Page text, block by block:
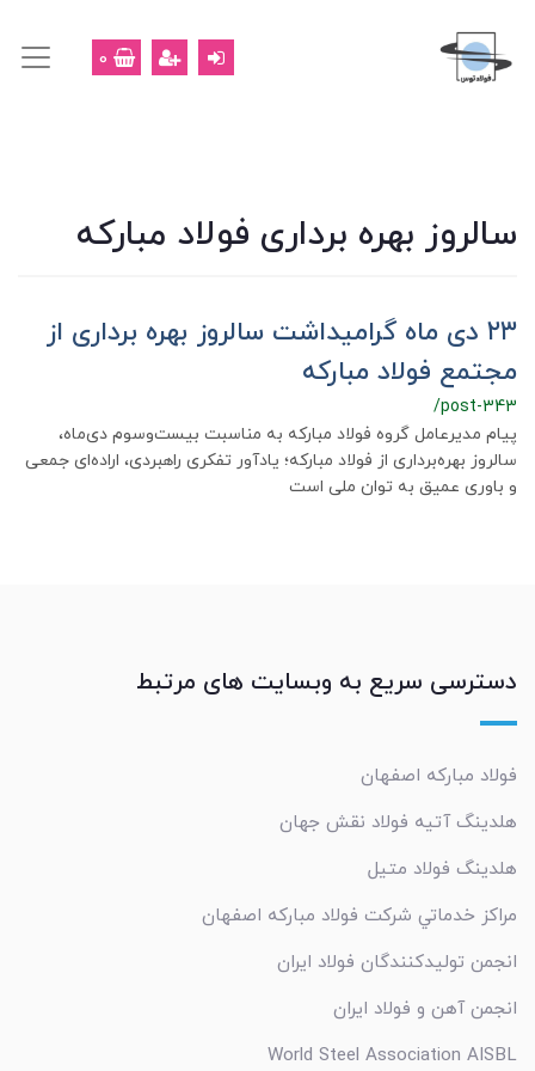
0
سالروز بهره برداری فولاد مبارکه
۲۳ دی ماه گرامیداشت سالروز بهره برداری از
مجتمع فولاد مبارکه
/post-343
پیام مدیرعامل گروه فولاد مبارکه به مناسبت بیست‌وسوم دی‌ماه،
سالروز بهره‌برداری از فولاد مبارکه؛ یادآور تفکری راهبردی، اراده‌ای جمعی
و باوری عمیق به توان ملی است
دسترسی سریع به وبسایت های مرتبط
فولاد مبارکه اصفهان
هلدینگ آتیه فولاد نقش جهان
هلدینگ فولاد متیل
مراکز خدماتي شرکت فولاد مبارکه اصفهان
انجمن تولیدکنندگان فولاد ایران
انجمن آهن و فولاد ایران
World Steel Association AISBL